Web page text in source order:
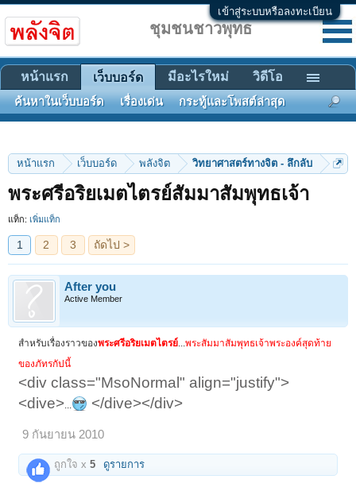
เข้าสู่ระบบหรือลงทะเบียน
หน้าแรก เว็บบอร์ด พลังจิต วิทยาศาสตร์ทางจิต - ลึกลับ
พระศรีอริยเมตไตรย์สัมมาสัมพุทธเจ้า
แท็ก: เพิ่มแท็ก
1 2 3 ถัดไป >
After you
Active Member
สำหรับเรื่องราวของพระศรีอริยเมตไตรย์...พระสัมมาสัมพุทธเจ้าพระองค์สุดท้าย
ของภัทรกัปนี้
<div class="MsoNormal" align="justify">
<dive>... </dive></div>
9 กันยายน 2010
ถูกใจ x5 ดูรายการ
ชุมชนชาวพุทธ
หน้าแรก เว็บบอร์ด
ค้นหาในเว็บบอร์ด เรื่องเด่น กระทู้และโพสต์ล่าสุด
มีอะไรใหม่ วิดีโอ